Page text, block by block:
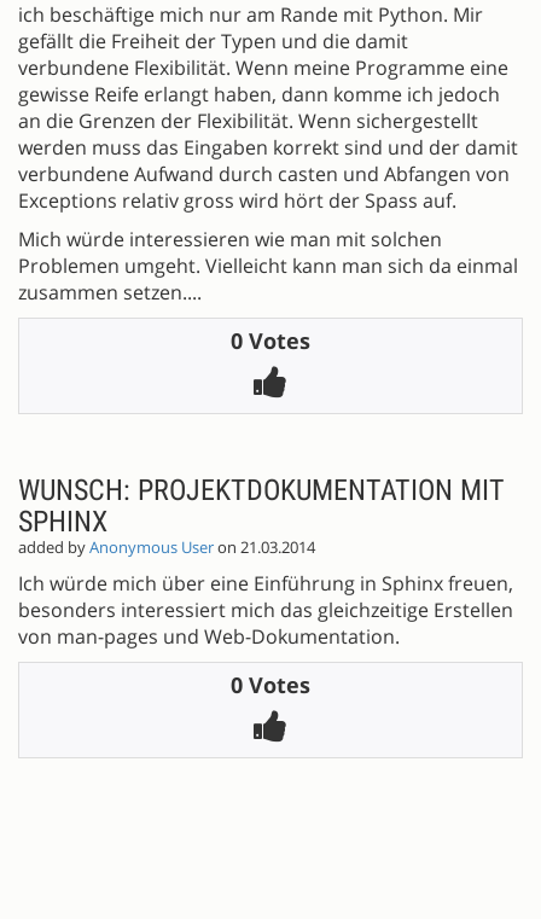
ich beschäftige mich nur am Rande mit Python. Mir
gefällt die Freiheit der Typen und die damit
verbundene Flexibilität. Wenn meine Programme eine
gewisse Reife erlangt haben, dann komme ich jedoch
an die Grenzen der Flexibilität. Wenn sichergestellt
werden muss das Eingaben korrekt sind und der damit
verbundene Aufwand durch casten und Abfangen von
Exceptions relativ gross wird hört der Spass auf.
Mich würde interessieren wie man mit solchen
Problemen umgeht. Vielleicht kann man sich da einmal
zusammen setzen....
0 Votes
WUNSCH: PROJEKTDOKUMENTATION MIT
SPHINX
added byAnonymous Useron 21.03.2014
Ich würde mich über eine Einführung in Sphinx freuen,
besonders interessiert mich das gleichzeitige Erstellen
von man-pages und Web-Dokumentation.
0 Votes